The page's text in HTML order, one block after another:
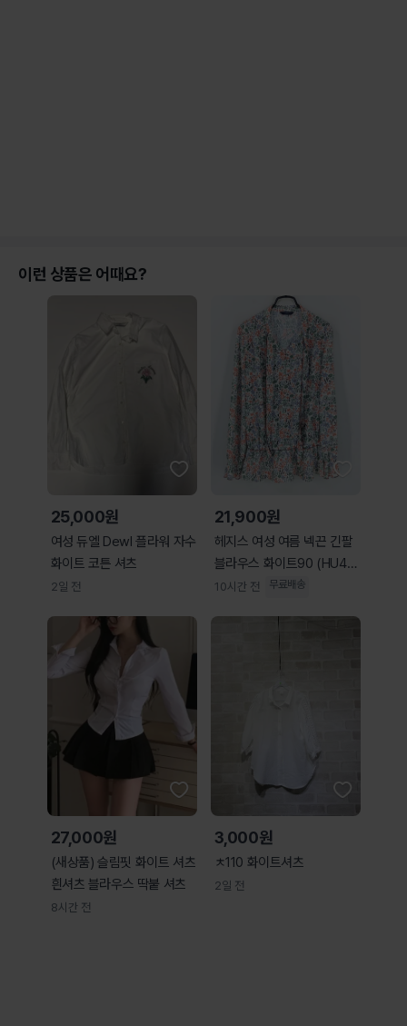
이런 상품은 어때요?
25,000원
여성 듀엘 Dewl 플라워 자수
화이트 코튼 셔츠
2일 전
21,900원
헤지스 여성 여름 넥끈 긴팔
블라우스 화이트90 (HU46
333)
10시간 전 무료배송
27,000원
(새상품) 슬림핏 화이트 셔츠
흰셔츠 블라우스 딱붙 셔츠
8시간 전
3,000원
ㅊ110 화이트셔츠
2일 전